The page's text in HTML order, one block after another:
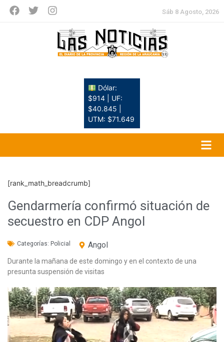
Sáb 8 Agosto, 2026
Dólar:
$914 | UF:
$40.845 |
UTM: $71.649
[rank_math_breadcrumb]
Gendarmería confirmó situación de
secuestro en CDP Angol
Categorías: Policial Angol
Durante la mañana de este domingo y en el contexto de una
presunta suspensión de visitas